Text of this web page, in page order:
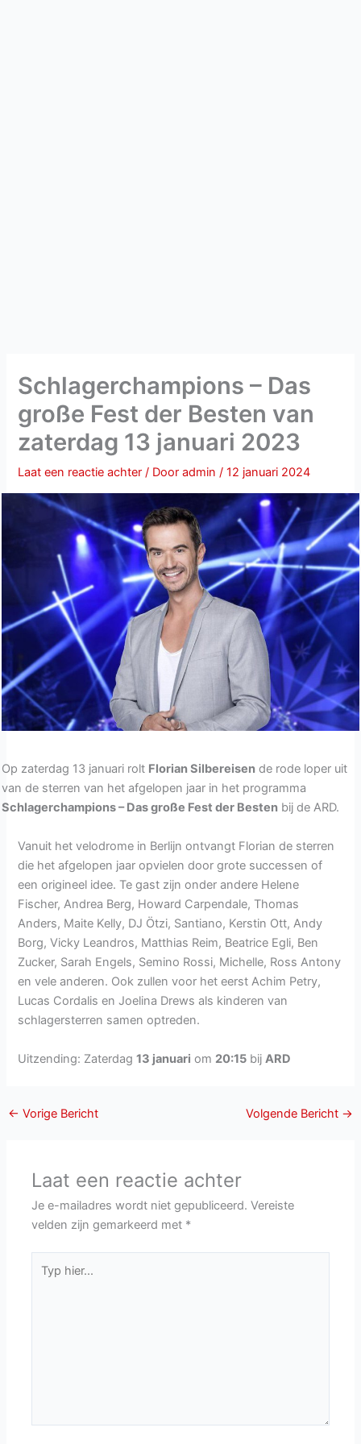
Schlagerchampions – Das
große Fest der Besten van
zaterdag 13 januari 2023
Laat een reactie achter / Dooradmin/12 januari 2024
Op zaterdag 13 januari rolt Florian Silbereisen de rode loper uit
van de sterren van het afgelopen jaar in het programma
Schlagerchampions – Das große Fest der Besten bij de ARD.
Vanuit het velodrome in Berlijn ontvangt Florian de sterren
die het afgelopen jaar opvielen door grote successen of
een origineel idee. Te gast zijn onder andere Helene
Fischer, Andrea Berg, Howard Carpendale, Thomas
Anders, Maite Kelly, DJ Ötzi, Santiano, Kerstin Ott, Andy
Borg, Vicky Leandros, Matthias Reim, Beatrice Egli, Ben
Zucker, Sarah Engels, Semino Rossi, Michelle, Ross Antony
en vele anderen. Ook zullen voor het eerst Achim Petry,
Lucas Cordalis en Joelina Drews als kinderen van
schlagersterren samen optreden.
Uitzending: Zaterdag13 januari om 20:15 bijARD
← Vorige Bericht Volgende Bericht →
Laat een reactie achter
Je e-mailadres wordt niet gepubliceerd. Vereiste
velden zijn gemarkeerd met *
hier...